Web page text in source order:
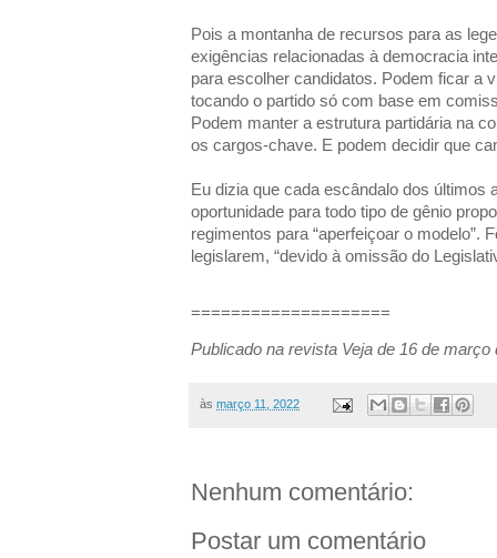
Pois a montanha de recursos para as
exigências relacionadas à democracia
para escolher candidatos. Podem ficar a
tocando o partido só com base em
Podem manter a estrutura partidária na
os cargos-chave. E podem decidir que
Eu dizia que cada escândalo dos últimos
oportunidade para todo tipo de gênio
regimentos para “aperfeiçoar o modelo”.
legislarem, “devido à omissão do
====================
Publicado na revista Veja de 16 de março
às março 11, 2022
Nenhum comentário:
Postar um comentário